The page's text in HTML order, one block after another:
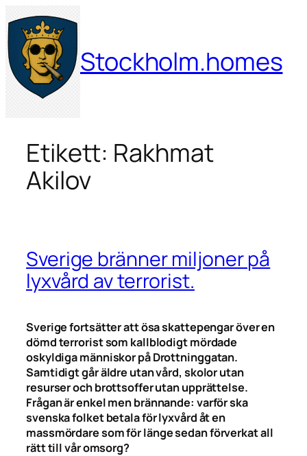
Hoppa
till
innehåll
Stockholm.homes
Etikett: Rakhmat
Akilov
Sverige bränner miljoner på
lyxvård av terrorist.
Sverige fortsätter att ösa skattepengar över en
dömd terrorist som kallblodigt mördade
oskyldiga människor på Drottninggatan.
Samtidigt går äldre utan vård, skolor utan
resurser och brottsoffer utan upprättelse.
Frågan är enkel men brännande: varför ska
svenska folket betala för lyxvård åt en
massmördare som för länge sedan förverkat all
rätt till vår omsorg?